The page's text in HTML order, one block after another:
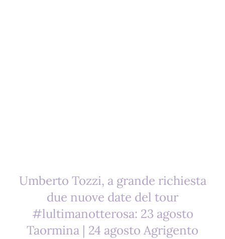
Umberto Tozzi, a grande richiesta
due nuove date del tour
#lultimanotterosa: 23 agosto
Taormina | 24 agosto Agrigento